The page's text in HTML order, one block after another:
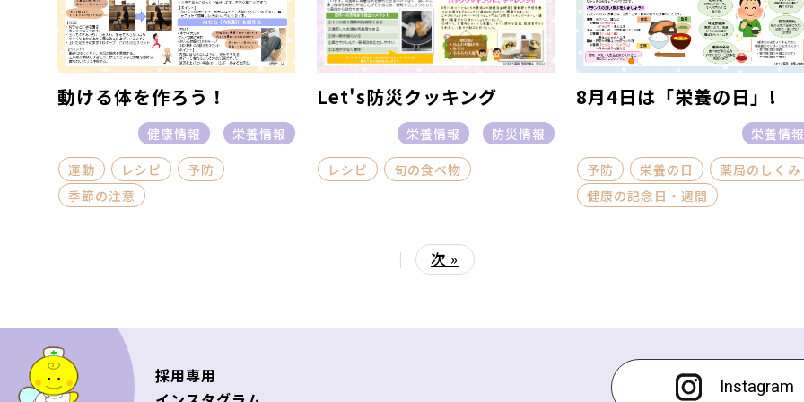
動ける体を作ろう！
健康情報
栄養情報
運動
レシピ
予防
季節の注意
Let's防災クッキング
栄養情報
防災情報
レシピ
旬の食べ物
8月4日は「栄養の日」!
栄養情
予防
栄養の日
薬局のしくみ
健康の記念日・週間
| 次 »
採用専用
Instagram